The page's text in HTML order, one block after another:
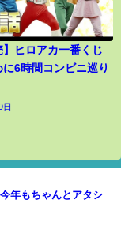
】ヒロアカ一番くじ
に6時間コンビニ巡り
日
年もちゃんとアタシ